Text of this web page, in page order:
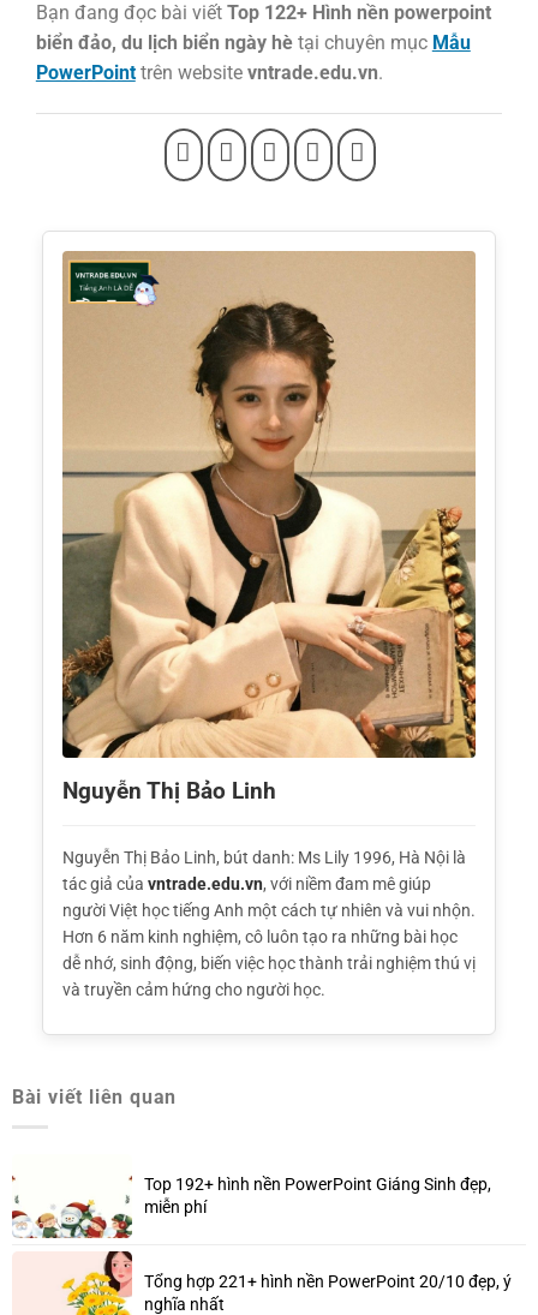
Bạn đang đọc bài viết Top 122+ Hình nền powerpoint
biển đảo, du lịch biển ngày hètại chuyên mục Mẫu
PowerPointtrên website vntrade.edu.vn.
Nguyễn Thị Bảo Linh
Nguyễn Thị Bảo Linh, bút danh: Ms Lily 1996, Hà Nội là
tác giả của vntrade.edu.vn, với niềm đam mê giúp
người Việt học tiếng Anh một cách tự nhiên và vui nhộn.
Hơn 6 năm kinh nghiệm, cô luôn tạo ra những bài học
dễ nhớ, sinh động, biến việc học thành trải nghiệm thú vị
và truyền cảm hứng cho người học.
Bài viết liên quan
Top 192+ hình nền PowerPoint Giáng Sinh đẹp,
miễn phí
Tổng hợp 221+ hình nền PowerPoint 20/10 đẹp, ý
nghĩa nhất